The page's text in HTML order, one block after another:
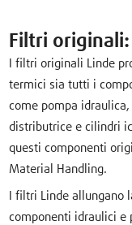
Filtri
I filtri originali Linde
termici sia tutti i
come pompa
distributrice e cilindri
questi componenti
Material Handling.
I filtri Linde
componenti idraulici e